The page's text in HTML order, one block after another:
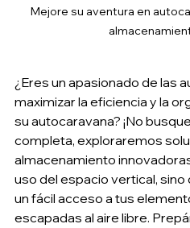
Mejore su aventura en
¿Eres un apasionado de las
maximizar la eficiencia y la
su autocaravana? ¡No
completa, exploraremos
almacenamiento
uso del espacio vertical,
un fácil acceso a tus
escapadas al aire libre.